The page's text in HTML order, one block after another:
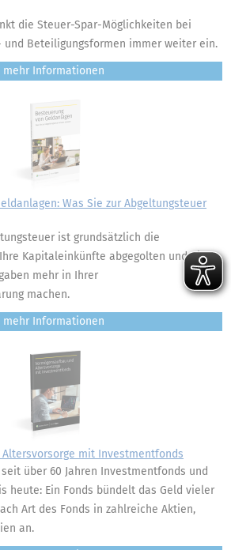
die Steuer-Spar-Möglichkeiten bei
und Beteiligungsformen immer weiter ein.
mehr
Was Sie zur Abgeltungsteuer
ist grundsätzlich die
Kapitaleinkünfte abgegolten und Sie
mehr in Ihrer
machen.
mehr
mit Investmentfonds
über 60 Jahren Investmentfonds und
heute: Ein Fonds bündelt das Geld vieler
Art des Fonds in zahlreiche Aktien,
an.